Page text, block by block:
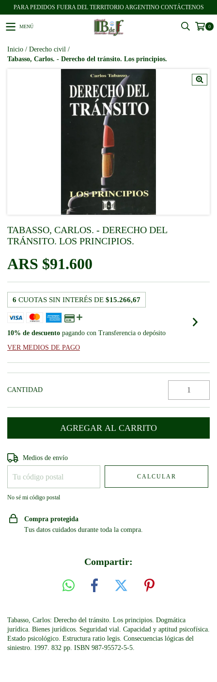
PARA PEDIDOS FUERA DEL TERRITORIO ARGENTINO CONTÁCTENOS
MENÚ 0
Inicio / Derecho civil /
Tabasso, Carlos. - Derecho del tránsito. Los principios.
TABASSO, CARLOS. - DERECHO DEL
TRÁNSITO. LOS PRINCIPIOS.
$91.600
6 CUOTAS SIN INTERÉS DE $15.266,67
10% de descuento pagando con Transferencia o depósito
VER MEDIOS DE PAGO
CANTIDAD
Entregas para el CP:
Medios de envío
CALCULAR
No sé mi código postal
Compra protegida
Tus datos cuidados durante toda la compra.
Compartir:
Tabasso, Carlos: Derecho del tránsito. Los principios. Dogmática
jurídica. Bienes jurídicos. Seguridad vial. Capacidad y aptitud psicofísica.
Estado psicológico. Estructura ratio legis. Consecuencias lógicas del
siniestro. 1997. 832 pp. ISBN 987-95572-5-5.